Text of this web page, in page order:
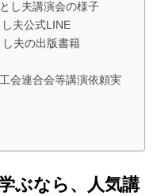
し夫講演会の様子
夫公式LINE
夫の出版書籍
会連合会等講演依頼実
ぶなら、人気講